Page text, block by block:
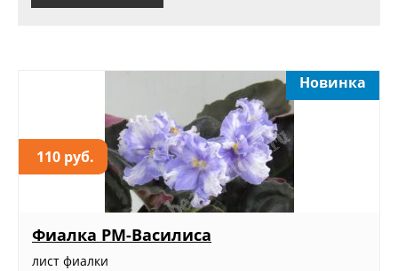
110 руб.
Новинка
Фиалка РМ-Василиса
лист фиалки